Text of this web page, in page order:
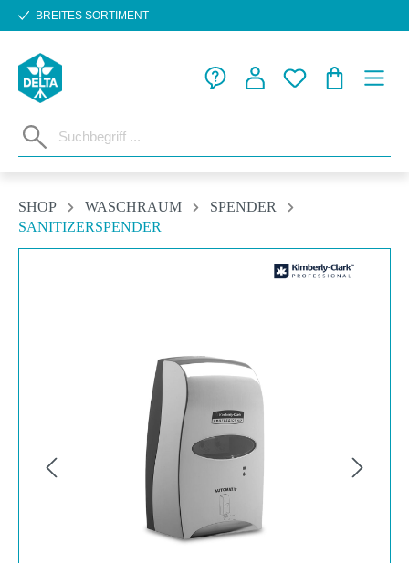
Zum Hauptinhalt springen
BREITES SORTIMENT
SHOP WASCHRAUM
SPENDER
SANITIZERSPENDER